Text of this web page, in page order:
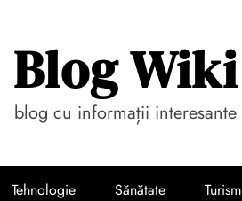
Blog Wiki
blog cu informații interesante
Tehnologie Sănătate Turism